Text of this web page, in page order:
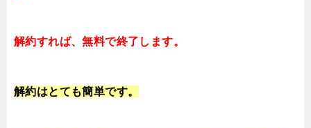
解約すれば、無料で終了します。
解約はとても簡単です。